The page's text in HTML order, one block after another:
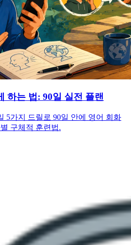
하는 법: 90일 실전 플랜
5가지 드릴로 90일 안에 영어 회화
구체적 훈련법.